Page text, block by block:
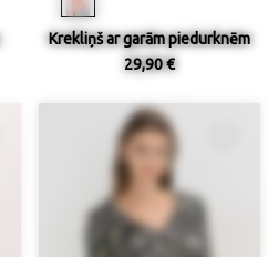
Krekliņš ar garām piedurknēm
29,90 €